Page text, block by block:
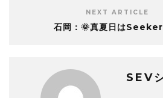
NEXT ARTICLE
石岡：🌞真夏日は
SEV